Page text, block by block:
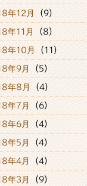
年12月 (9)
年11月 (8)
年10月 (11)
年9月 (5)
年8月 (4)
年7月 (6)
年6月 (4)
年5月 (4)
年4月 (4)
年3月 (9)